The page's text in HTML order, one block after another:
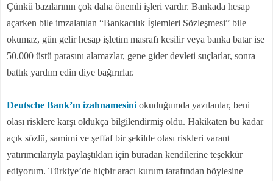
Çünkü bazılarının çok daha önemli işleri vardır. Bankada hesap
açarken bile imzalatılan “Bankacılık İşlemleri Sözleşmesi” bile
okumaz, gün gelir hesap işletim masrafı kesilir veya banka batar ise
50.000 üstü parasını alamazlar, gene gider devleti suçlarlar, sonra
battık yardım edin diye bağırırlar.
Deutsche Bank’ın izahnamesini okuduğumda yazılanlar, beni
olası risklere karşı oldukça bilgilendirmiş oldu. Hakikaten bu kadar
açık sözlü, samimi ve şeffaf bir şekilde olası riskleri varant
yatırımcılarıyla paylaştıkları için buradan kendilerine teşekkür
ediyorum. Türkiye’de hiçbir aracı kurum tarafından böylesine